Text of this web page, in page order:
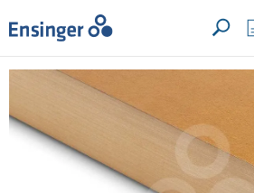
TALEBİNİZ
Anasayfa
aç